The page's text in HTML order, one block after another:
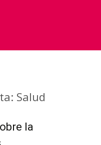
Salud
la